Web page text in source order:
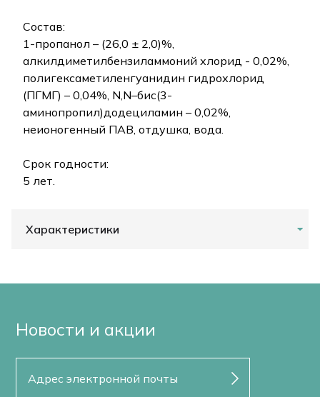
Состав:
1-пропанол – (26,0 ± 2,0)%,
алкилдиметилбензиламмоний хлорид - 0,02%,
полигексаметиленгуанидин гидрохлорид
(ПГМГ) – 0,04%, N,N–бис(3-
аминопропил)додециламин – 0,02%,
неионогенный ПАВ, отдушка, вода.
Срок годности:
5 лет.
Характеристики
Новости и акции